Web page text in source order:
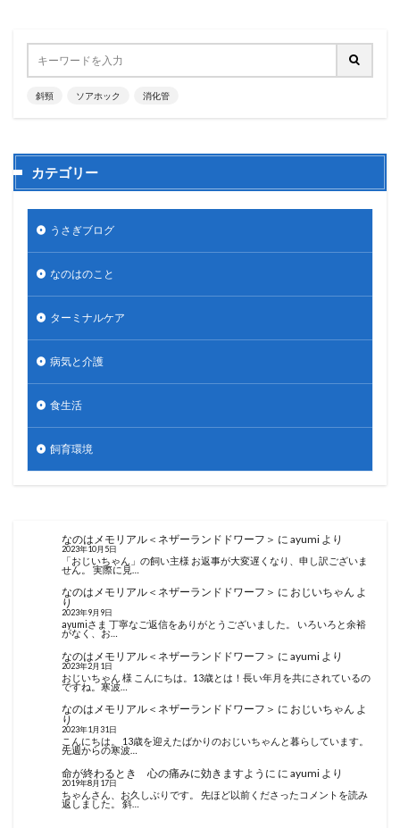
斜頸 ソアホック 消化管
カテゴリー
うさぎブログ
なのはのこと
ターミナルケア
病気と介護
食生活
飼育環境
なのはメモリアル＜ネザーランドドワーフ＞ に ayumi より
2023年10月5日
「おじいちゃん」の飼い主様 お返事が大変遅くなり、申し訳ございま
せん。 実際に見…
なのはメモリアル＜ネザーランドドワーフ＞ に おじいちゃん よ
り
2023年9月9日
ayumiさま 丁寧なご返信をありがとうございました。 いろいろと余裕
がなく、お…
なのはメモリアル＜ネザーランドドワーフ＞ に ayumi より
2023年2月1日
おじいちゃん 様 こんにちは。13歳とは！長い年月を共にされているの
ですね。寒波…
なのはメモリアル＜ネザーランドドワーフ＞ に おじいちゃん よ
り
2023年1月31日
こんにちは。 13歳を迎えたばかりのおじいちゃんと暮らしています。
先週からの寒波…
命が終わるとき 心の痛みに効きますように に ayumi より
2019年8月17日
ちゃんさん、お久しぶりです。 先ほど以前くださったコメントを読み
返しました。 斜…